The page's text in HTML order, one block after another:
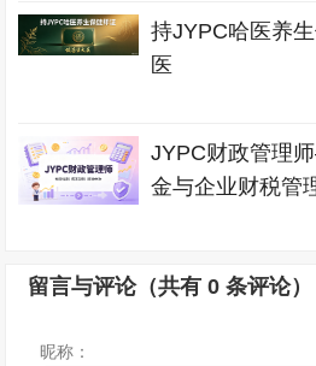
持JYPC哈医养
医
JYPC财政管理
金与企业财税管
留言与评论（共有0 条评论）
昵称：